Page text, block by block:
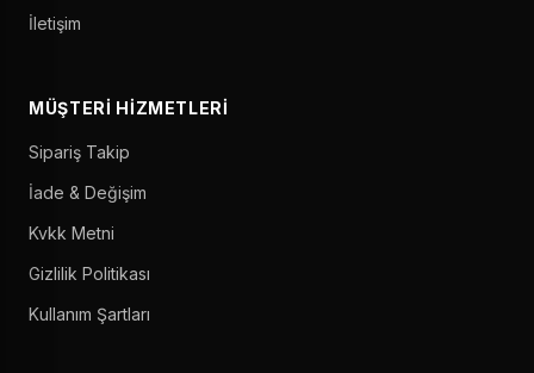
İletişim
MÜŞTERI HIZMETLERI
Sipariş Takip
İade & Değişim
Kvkk Metni
Gizlilik Politikası
Kullanım Şartları